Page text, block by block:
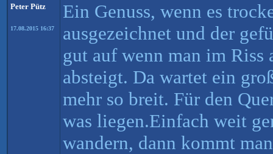
Peter Pütz
17.08.2015 16:37
Ein Genuss, wenn es
ausgezeichnet und der
gut auf wenn man im
absteigt. Da wartet ein
mehr so breit. Für den
was liegen.Einfach weit
wandern, dann kommt